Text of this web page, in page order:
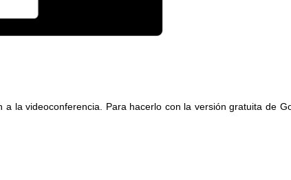
la videoconferencia. Para hacerlo con la versión gratuita de